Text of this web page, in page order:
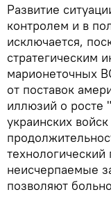
Развитие
контролем и в
исключается,
стратегическим
марионеточных
от поставок
иллюзий о росте
украинских
неисчерпаемые
позволяют